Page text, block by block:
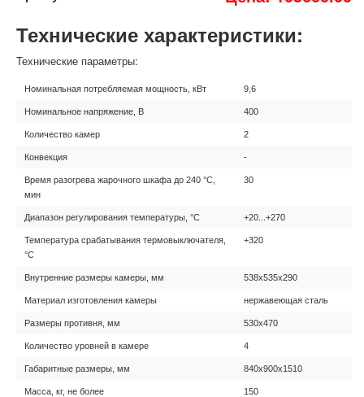
Технические характеристики:
Технические параметры:
Номинальная потребляемая мощность, кВт 9,6
Номинальное напряжение, В 400
Количество камер 2
Конвекция -
Время разогрева жарочного шкафа до 240 °C,
мин
30
Диапазон регулирования температуры, °C +20...+270
Температура срабатывания термовыключателя,
°C
+320
Внутренние размеры камеры, мм 538x535x290
Материал изготовления камеры нержавеющая сталь
Размеры противня, мм 530x470
Количество уровней в камере 4
Габаритные размеры, мм 840x900x1510
Масса, кг, не более 150